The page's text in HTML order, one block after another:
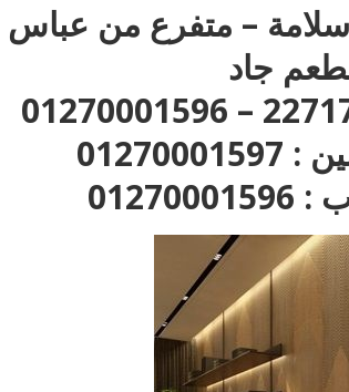
: 35 ش عزت سلامة – متفرع من
جاد